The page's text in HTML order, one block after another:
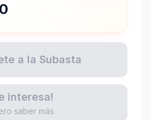
a la Subasta
interesa!
saber más